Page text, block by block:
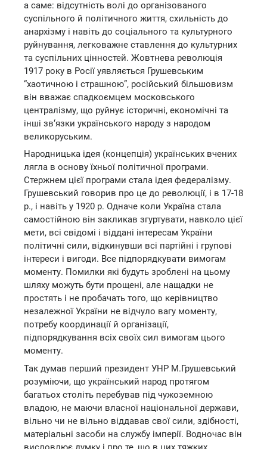
а саме: відсутність волі до організованого
суспільного й політичного життя, схильність до
анархізму і навіть до соціального та культурного
руйнування, легковажне ставлення до культурних
та суспільних цінностей. Жовтнева революція
1917 року в Росії уявляється Грушевським
“хаотичною і страшною”, російський більшовизм
він вважає спадкоємцем московського
централізму, що руйнує історичні, економічні та
інші зв‘язки українського народу з народом
великоруським.
Народницька ідея (концепція) українських вчених
лягла в основу їхньої політичної програми.
Стержнем цієї програми стала ідея федералізму.
Грушевський говорив про це до революції, і в 17-18
р., і навіть у 1920 р. Одначе коли Україна стала
самостійною він закликав згуртувати, навколо цієї
мети, всі свідомі і віддані інтересам України
політичні сили, відкинувши всі партійні і групові
інтереси і вигоди. Все підпорядкувати вимогам
моменту. Помилки які будуть зроблені на цьому
шляху можуть бути прощені, але нащадки не
простять і не пробачать того, що керівництво
незалежної України не відчуло вагу моменту,
потребу координації й організації,
підпорядкування всіх своїх сил вимогам цього
моменту.
Так думав перший президент УНР М.Грушевський
розуміючи, що український народ протягом
багатьох століть перебував під чужоземною
владою, не маючи власної національної держави,
вільно чи не вільно віддавав свої сили, здібності,
матеріальні засоби на службу імперії. Водночас він